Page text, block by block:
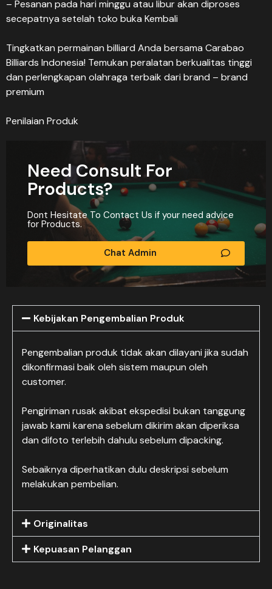
– Pesanan pada hari minggu atau libur akan diproses
secepatnya setelah toko buka Kembali
Tingkatkan permainan billiard Anda bersama Carabao
Billiards Indonesia! Temukan peralatan berkualitas tinggi
dan perlengkapan olahraga terbaik dari brand – brand
premium
Penilaian Produk
Need Consult For
Products?
Dont Hesitate To Contact Us if your need advice
for Products.
Chat Admin
Kebijakan Pengembalian Produk
Pengembalian produk tidak akan dilayani jika sudah
dikonfirmasi baik oleh sistem maupun oleh
customer.
Pengiriman rusak akibat ekspedisi bukan tanggung
jawab kami karena sebelum dikirim akan diperiksa
dan difoto terlebih dahulu sebelum dipacking.
Sebaiknya diperhatikan dulu deskripsi sebelum
melakukan pembelian.
Originalitas
Kepuasan Pelanggan